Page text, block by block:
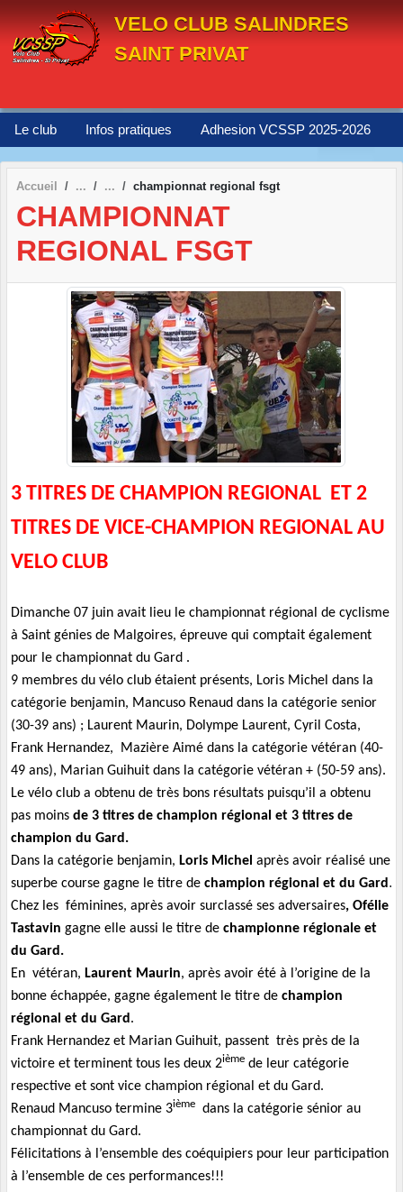
VELO CLUB SALINDRES
SAINT PRIVAT
Le club Infos pratiques Adhesion VCSSP 2025-2026
Accueil championnat regional fsgt
CHAMPIONNAT
REGIONAL FSGT
3 TITRES DE CHAMPION REGIONAL ET 2
TITRES DE VICE-CHAMPION REGIONAL AU
VELO CLUB
Dimanche 07 juin avait lieu le championnat régional de cyclisme
à Saint génies de Malgoires, épreuve qui comptait également
pour le championnat du Gard .
9 membres du vélo club étaient présents, Loris Michel dans la
catégorie benjamin, Mancuso Renaud dans la catégorie senior
(30-39 ans) ; Laurent Maurin, Dolympe Laurent, Cyril Costa,
Frank Hernandez, Mazière Aimé dans la catégorie vétéran (40-
49 ans), Marian Guihuit dans la catégorie vétéran + (50-59 ans).
Le vélo club a obtenu de très bons résultats puisqu’il a obtenu
pas moins de 3 titres de champion régional et 3 titres de
champion du Gard.
Dans la catégorie benjamin, Loris Michel après avoir réalisé une
superbe course gagne le titre de champion régional et du Gard .
Chez les féminines, après avoir surclassé ses adversaires, Ofélie
Tastavin gagne elle aussi le titre de championne régionale et
du Gard.
En vétéran, Laurent Maurin, après avoir été à l’origine de la
bonne échappée, gagne également le titre de champion
régional et du Gard .
Frank Hernandez et Marian Guihuit, passent très près de la
victoire et terminent tous les deux 2ième de leur catégorie
respective et sont vice champion régional et du Gard.
Renaud Mancuso termine 3ième
dans la catégorie sénior au
championnat du Gard.
Félicitations à l’ensemble des coéquipiers pour leur participation
à l’ensemble de ces performances!!!
Panneau de gestion des cookies